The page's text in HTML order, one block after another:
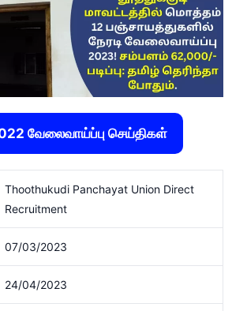
வேலைவாய்ப்பு செய்திகள்
Thoothukudi Panchayat Union Direct
Recruitment
07/03/2023
24/04/2023